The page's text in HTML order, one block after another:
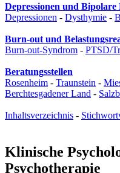
Depressionen und
Depressionen - Dysthymie -
Burn-out und
Burn-out-Syndrom - PTSD/
Beratungsstellen
Rosenheim - Traunstein -
Berchtesgadener Land -
Inhaltsverzeichnis -
Klinische
Psychotherapie